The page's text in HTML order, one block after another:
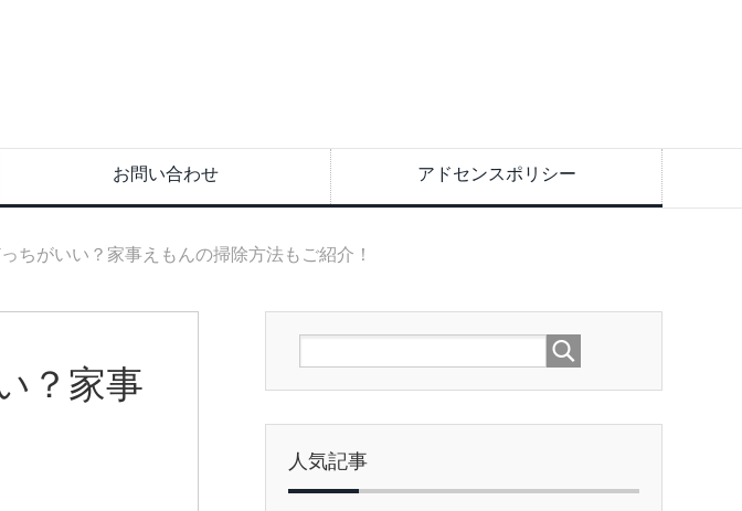
お問い合わせ アドセンスポリシー
ちがいい？家事えもんの掃除方法もご紹介！
？家事
人気記事